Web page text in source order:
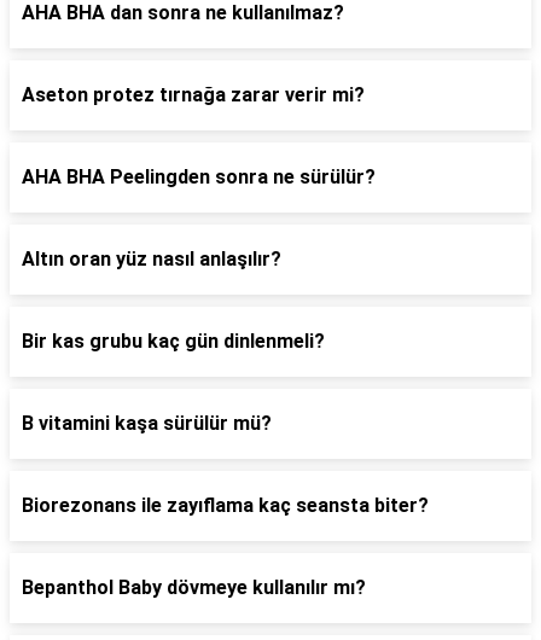
AHA BHA dan sonra ne kullanılmaz?
Aseton protez tırnağa zarar verir mi?
AHA BHA Peelingden sonra ne sürülür?
Altın oran yüz nasıl anlaşılır?
Bir kas grubu kaç gün dinlenmeli?
B vitamini kaşa sürülür mü?
Biorezonans ile zayıflama kaç seansta biter?
Bepanthol Baby dövmeye kullanılır mı?